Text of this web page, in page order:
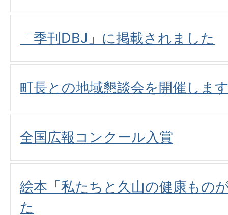
「季刊DBJ」に掲載されました
町長との地域懇談会を開催しま
全国広報コンクール入賞
絵本「私たちと久山の健康もの
た